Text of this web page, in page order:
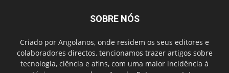
SOBRE NÓS
Criado por Angolanos, onde residem os seus editores e
colaboradores directos, tencionamos trazer artigos sobre
tecnologia, ciência e afins, com uma maior incidência à